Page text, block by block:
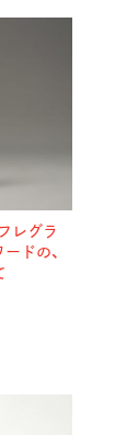
レグラ
ドの、